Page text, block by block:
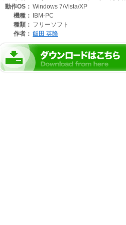
タテジマキンチャクダイ(ウズマキ)
トゲチョウチョウウオ
が追加されます。
□セーバーの水槽設定ファイルをmarine
にチェックをいれて終了すると水槽設定ファ
に変更されます。
動作OS： Windows 7/Vista/XP
機種：
IBM-PC
種類： フリーソフト
作者： 飯田 英隆